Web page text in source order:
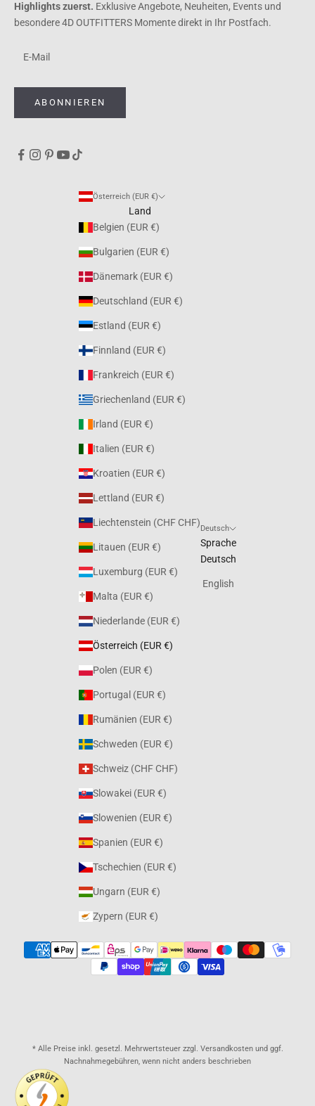
Highlights zuerst. Exklusive Angebote, Neuheiten, Events und
besondere 4D OUTFITTERS Momente direkt in Ihr Postfach.
ABONNIEREN
Österreich (EUR €)
Land
Belgien (EUR €)
Bulgarien (EUR €)
Dänemark (EUR €)
Deutschland (EUR €)
Estland (EUR €)
Finnland (EUR €)
Frankreich (EUR €)
Griechenland (EUR €)
Irland (EUR €)
Italien (EUR €)
Kroatien (EUR €)
Lettland (EUR €)
Liechtenstein (CHF CHF)
Litauen (EUR €)
Luxemburg (EUR €)
Malta (EUR €)
Niederlande (EUR €)
Österreich (EUR €)
Polen (EUR €)
Portugal (EUR €)
Rumänien (EUR €)
Schweden (EUR €)
Schweiz (CHF CHF)
Slowakei (EUR €)
Slowenien (EUR €)
Spanien (EUR €)
Tschechien (EUR €)
Ungarn (EUR €)
Zypern (EUR €)
Deutsch
Sprache
Deutsch
English
* Alle Preise inkl. gesetzl. Mehrwertsteuer zzgl. Versandkosten und ggf.
Nachnahmegebühren, wenn nicht anders beschrieben